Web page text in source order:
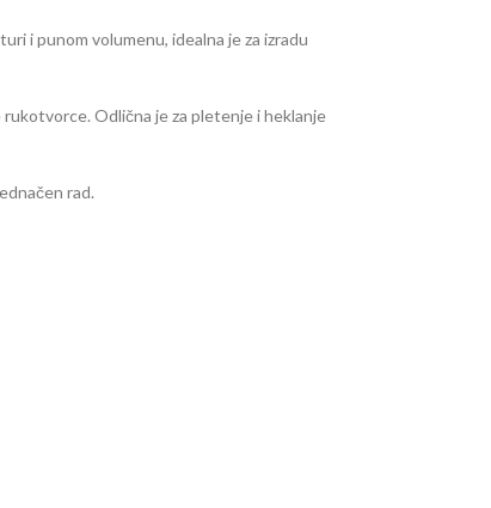
i punom volumenu, idealna je za izradu
rukotvorce. Odlična je za pletenje i heklanje
rad.